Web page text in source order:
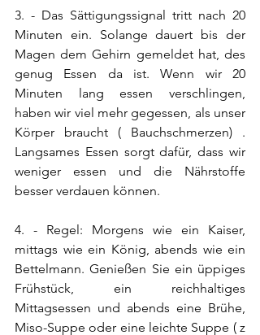
3. - Das Sättigungssignal tritt nach 20
Minuten ein. Solange dauert bis der
Magen dem Gehirn gemeldet hat, des
genug Essen da ist. Wenn wir 20
Minuten lang essen verschlingen,
haben wir viel mehr gegessen, als unser
Körper braucht ( Bauchschmerzen) .
Langsames Essen sorgt dafür, dass wir
weniger essen und die Nährstoffe
besser verdauen können.
4. - Regel: Morgens wie ein Kaiser,
mittags wie ein König, abends wie ein
Bettelmann. Genießen Sie ein üppiges
Frühstück, ein reichhaltiges
Mittagsessen und abends eine Brühe,
Miso-Suppe oder eine leichte Suppe ( z